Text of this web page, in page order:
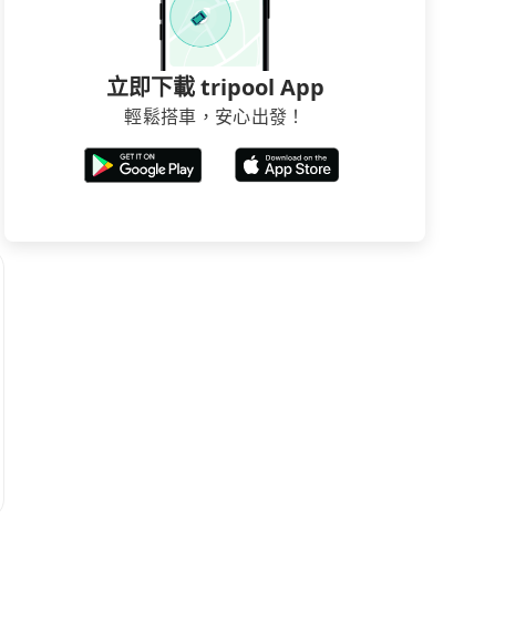
立即下載 tripool App
輕鬆搭車，安心出發！